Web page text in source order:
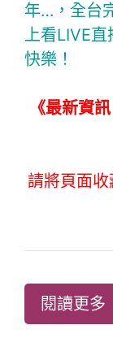
年…，全台
上看LIVE
快樂！
《最新資
請將頁面
閱讀更多